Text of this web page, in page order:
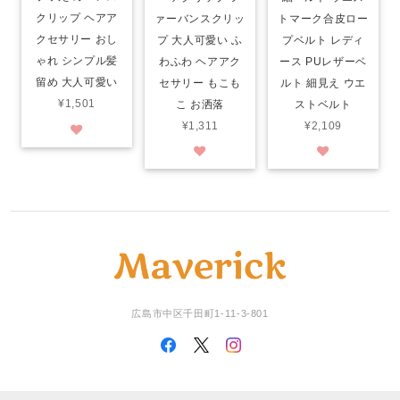
クリップ ヘアア
クセサリー おし
ゃれ シンプル髪
留め 大人可愛い
¥1,501
ァーバンスクリッ
プ 大人可愛い ふ
わふわ ヘアアク
セサリー もこも
こ お洒落
¥1,311
トマーク合皮ロー
プベルト レディ
ース PUレザーベ
ルト 細見え ウエ
ストベルト
¥2,109
広島市中区千田町1-11-3-801